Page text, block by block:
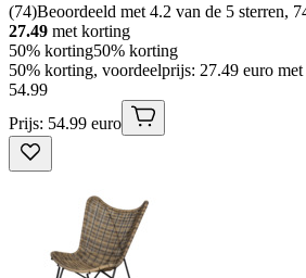
(74)Beoordeeld met 4.2 van de 5 sterren,
27.49 met korting
50% korting50% korting
50% korting, voordeelprijs: 27.49 euro
54.99
Prijs: 54.99 euro